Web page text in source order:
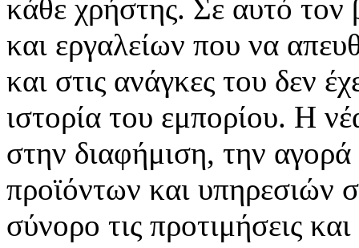
κάθε χρήστης. Σε αυτό
και εργαλείων που να
και στις ανάγκες του δεν
ιστορία του εμπορίου. Η
στην διαφήμιση, την
προϊόντων και υπηρεσιών
σύνορο τις προτιμήσεις